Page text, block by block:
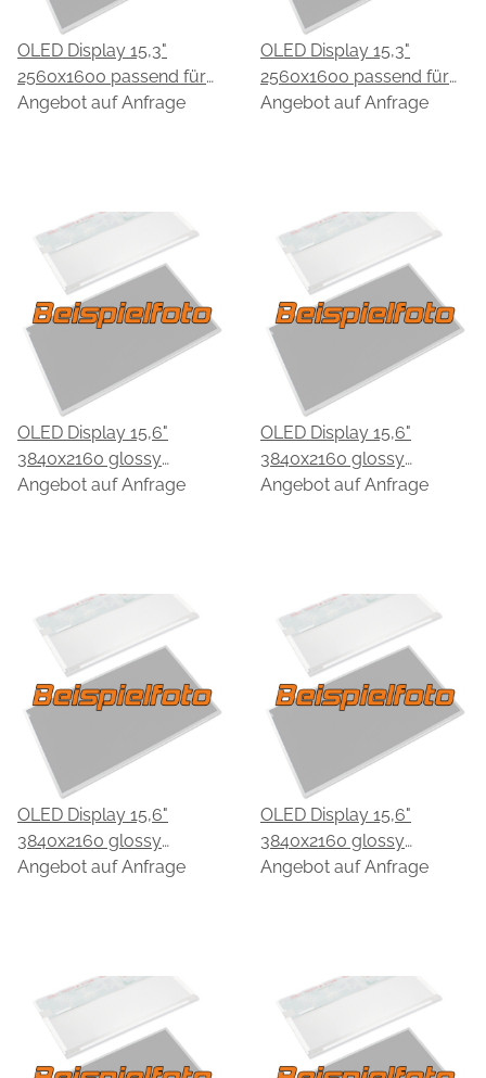
OLED Display 15,3"
2560x1600 passend für
EDO EF25QBA63.A
Angebot auf Anfrage
OLED Display 15,3"
2560x1600 passend für
EDO EF25QBA63.C
Angebot auf Anfrage
OLED Display 15,6"
3840x2160 glossy
passend für EDO 15R6GJ-
Angebot auf Anfrage
OLED Display 15,6"
3840x2160 glossy
passend für EDO
Angebot auf Anfrage
OLED Display 15,6"
3840x2160 glossy
passend für EDO
Angebot auf Anfrage
OLED Display 15,6"
3840x2160 glossy
passend für EDO
Angebot auf Anfrage